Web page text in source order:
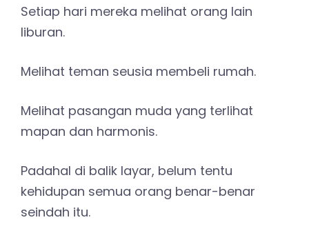
Setiap hari mereka melihat orang lain
liburan.
Melihat teman seusia membeli rumah.
Melihat pasangan muda yang terlihat
mapan dan harmonis.
Padahal di balik layar, belum tentu
kehidupan semua orang benar-benar
seindah itu.